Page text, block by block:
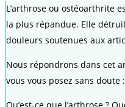
L’arthrose ou ostéoarthrite
la plus répandue. Elle
douleurs soutenues aux
Nous répondrons dans cet
vous vous posez sans doute :